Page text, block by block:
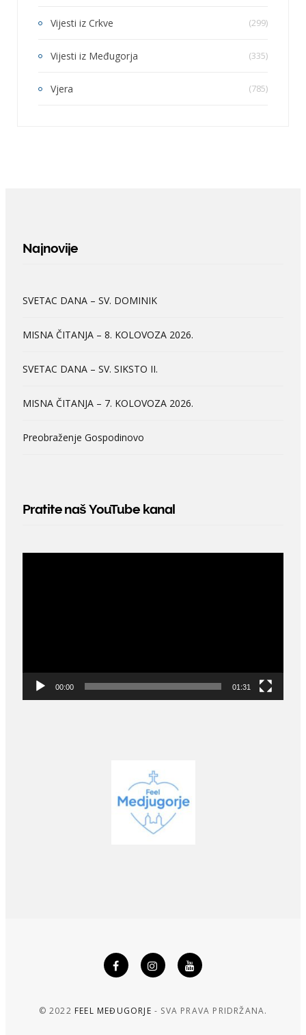
Vijesti iz Crkve (299)
Vijesti iz Međugorja (335)
Vjera (785)
Najnovije
SVETAC DANA – SV. DOMINIK
MISNA ČITANJA – 8. KOLOVOZA 2026.
SVETAC DANA – SV. SIKSTO II.
MISNA ČITANJA – 7. KOLOVOZA 2026.
Preobraženje Gospodinovo
Pratite naš YouTube kanal
00:00 01:31
© 2022 FEEL MEĐUGORJE - SVA PRAVA PRIDRŽANA.